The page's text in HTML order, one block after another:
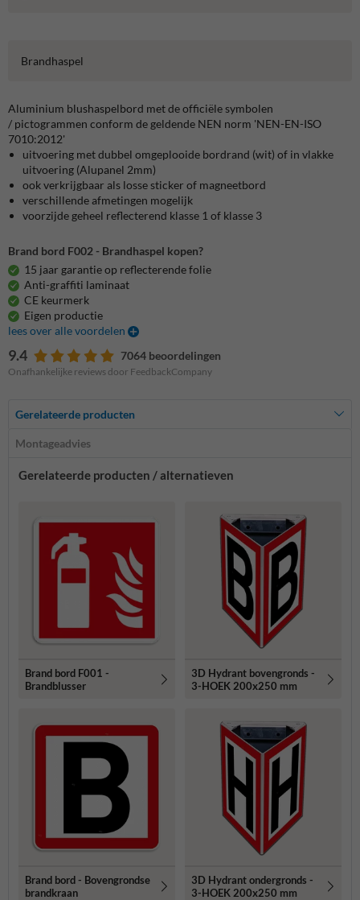
Brandhaspel
Aluminium blushaspelbord met de officiële symbolen
/ pictogrammen conform de geldende NEN norm 'NEN-EN-ISO
7010:2012'
uitvoering met dubbel omgeplooide bordrand (wit) of in vlakke
uitvoering (Alupanel 2mm)
ook verkrijgbaar als losse sticker of magneetbord
verschillende afmetingen mogelijk
voorzijde geheel reflecterend klasse 1 of klasse 3
Brand bord F002 - Brandhaspel kopen?
15 jaar garantie op reflecterende folie
Anti-graffiti laminaat
CE keurmerk
Eigen productie
lees over alle voordelen
9.4 7064 beoordelingen
Onafhankelijke reviews door FeedbackCompany
Gerelateerde producten
Montageadvies
Gerelateerde producten / alternatieven
Brand bord F001 -
Brandblusser
3D Hydrant bovengronds -
3-HOEK 200x250 mm
Brand bord - Bovengrondse
brandkraan
3D Hydrant ondergronds -
3-HOEK 200x250 mm